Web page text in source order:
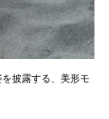
披露する、美形モ